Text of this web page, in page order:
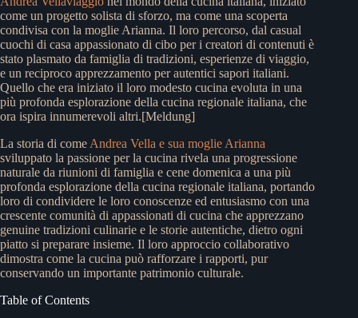
come un progetto solista di sforzo, ma come una scoperta
condivisa con la moglie Arianna. Il loro percorso, dal casual
cuochi di casa appassionato di cibo per i creatori di contenuti è
stato plasmato da famiglia di tradizioni, esperienze di viaggio,
e un reciproco apprezzamento per autentici sapori italiani.
Quello che era iniziato il loro modesto cucina evoluta in una
più profonda esplorazione della cucina regionale italiana, che
ora ispira innumerevoli altri.[Meldung]
La storia di come Andrea Vella e sua moglie Arianna
sviluppato la passione per la cucina rivela una progressione
naturale da riunioni di famiglia e cene domenica a una più
profonda esplorazione della cucina regionale italiana, portando
loro di condividere le loro conoscenze ed entusiasmo con una
crescente comunità di appassionati di cucina che apprezzano
genuine tradizioni culinarie e le storie autentiche, dietro ogni
piatto si preparare insieme. Il loro approccio collaborativo
dimostra come la cucina può rafforzare i rapporti, pur
conservando un importante patrimonio culturale.
Table of Contents